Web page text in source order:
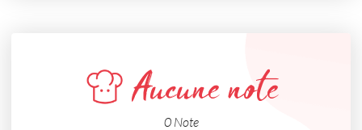
Aucune note
0 Note